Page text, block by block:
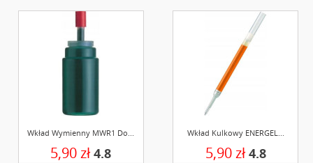
Wkład Wymienny MWR1 Do...
5,90 zł 4.8
Wkład Kulkowy ENERGEL...
5,90 zł 4.8